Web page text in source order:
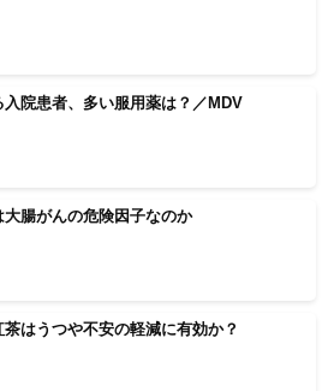
入院患者、多い服用薬は？／MDV
大腸がんの危険因子なのか
茶はうつや不安の軽減に有効か？